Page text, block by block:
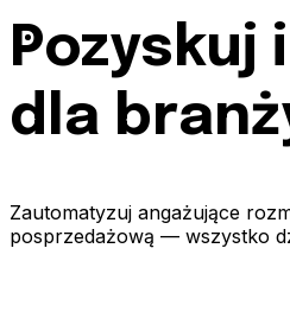
Pozyskuj
dla
Zautomatyzuj angażujące
posprzedażową — wszystko